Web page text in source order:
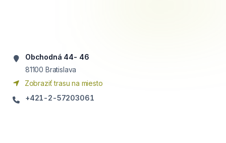
Obchodná 44- 46
81100 Bratislava
Zobraziť trasu na miesto
+421-2-57203061